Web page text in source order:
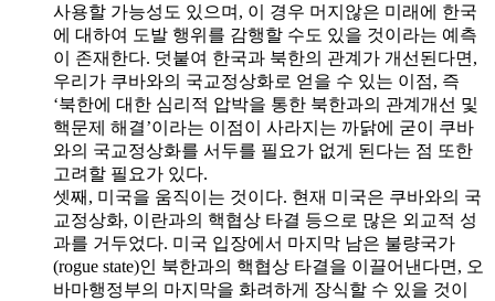
사용할 가능성도 있으며, 이 경우 머지않은 미래에 한국
에 대하여 도발 행위를 감행할 수도 있을 것이라는 예측
이 존재한다. 덧붙여 한국과 북한의 관계가 개선된다면,
우리가 쿠바와의 국교정상화로 얻을 수 있는 이점, 즉
‘북한에 대한 심리적 압박을 통한 북한과의 관계개선 및
핵문제 해결’이라는 이점이 사라지는 까닭에 굳이 쿠바
와의 국교정상화를 서두를 필요가 없게 된다는 점 또한
고려할 필요가 있다.
셋째, 미국을 움직이는 것이다. 현재 미국은 쿠바와의 국
교정상화, 이란과의 핵협상 타결 등으로 많은 외교적 성
과를 거두었다. 미국 입장에서 마지막 남은 불량국가
(rogue state)인 북한과의 핵협상 타결을 이끌어낸다면, 오
바마행정부의 마지막을 화려하게 장식할 수 있을 것이